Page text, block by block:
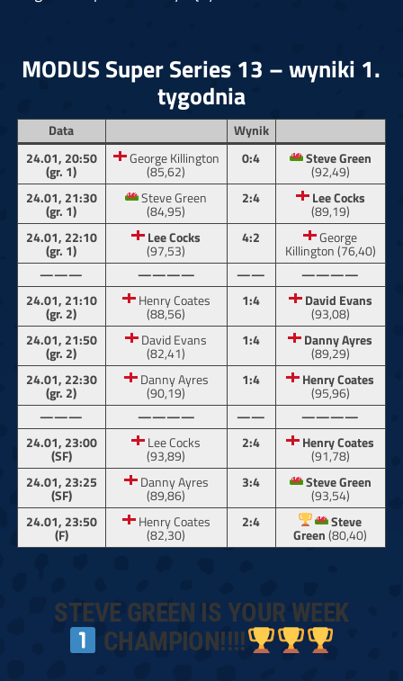
MODUS Super Series 13 – wyniki 1.
tygodnia
Data
Wynik
24.01, 20:50
(gr. 1)
George Killington
(85,62)
0:4 Steve Green
(92,49)
24.01, 21:30
(gr. 1)
Steve Green
(84,95)
2:4 Lee Cocks
(89,19)
24.01, 22:10
(gr. 1)
Lee Cocks
(97,53)
4:2 George
Killington (76,40)
———
———— ——
————
24.01, 21:10
(gr. 2)
Henry Coates
(88,56)
1:4 David Evans
(93,08)
24.01, 21:50
(gr. 2)
David Evans
(82,41)
1:4 Danny Ayres
(89,29)
24.01, 22:30
(gr. 2)
Danny Ayres
(90,19)
1:4 Henry Coates
(95,96)
———
———— ——
————
24.01, 23:00
(SF)
Lee Cocks
(93,89)
2:4 Henry Coates
(91,78)
24.01, 23:25
(SF)
Danny Ayres
(89,86)
3:4 Steve Green
(93,54)
24.01, 23:50
(F)
Henry Coates
(82,30)
2:4 Steve
Green(80,40)
STEVE GREEN IS YOUR WEEK
CHAMPION!!!!